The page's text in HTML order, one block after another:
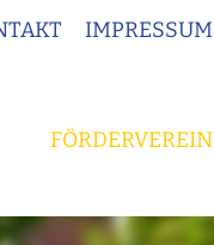
IMPRESSUM
FÖRDERVEREIN